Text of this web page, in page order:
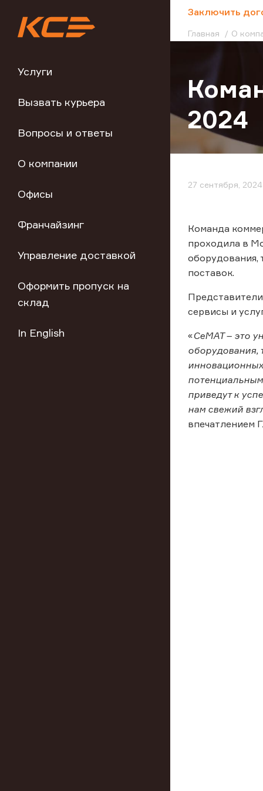
Услуги
Вызвать курьера
Вопросы и ответы
О компании
Офисы
Франчайзинг
Управление доставкой
Оформить пропуск на
склад
In English
Заключить
Главная О
2024
27 сентября, 2024
Команда
проходила в
оборудования,
поставок.
сервисы и
«СеМАТ – это
оборудования,
приведут к
нам свежий
впечатлением